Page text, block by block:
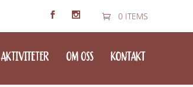
0 ITEMS
AKTIVITETER OM OSS KONTAKT